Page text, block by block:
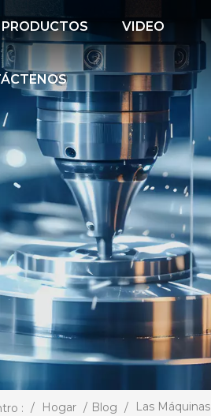
PRODUCTOS VIDEO
: / Hogar / Blog / Las